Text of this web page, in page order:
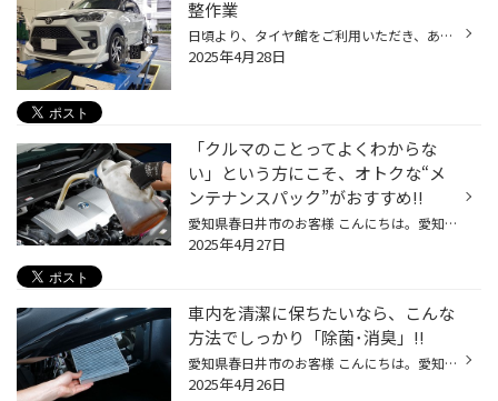
整作業
日頃より、タイヤ館をご利用いただき、ありがとうございます。 さて、当店と同じチェーン店の近隣タイヤ館店舗で作業いたしましたアライメント調整作業をご紹介します。 （WEB掲載をご快諾いただきましたお客様！大変感謝しております。いつもご愛顧いただき誠にありがとうございます！！） おクル...
2025年4月28日
「クルマのことってよくわからな
い」という方にこそ、オトクな“メ
ンテナンスパック”がおすすめ!!
愛知県春日井市のお客様 こんにちは。愛知県春日井市柏井町のタイヤ館春日井店です。 当店のHPをご覧頂きありがとうございます。 ☆便利でお得なタイヤ館アプリ 詳しくはこちらから☆ ちょっとしたお買い物から家族の送り迎え、お休みの日にはみんなでお出かけと、日々の暮らしの中にクルマがあるとや...
2025年4月27日
車内を清潔に保ちたいなら、こんな
方法でしっかり「除菌･消臭」!!
愛知県春日井市のお客様 こんにちは。愛知県春日井市柏井町のタイヤ館春日井店です。 当店のHPをご覧頂きありがとうございます。 ☆便利でお得なタイヤ館アプリ 詳しくはこちらから☆ クルマは移動のための大切な手段ですが、車内は言わばご自宅の「部屋」のようなもの。ある程度の時間、その空間のな...
2025年4月26日